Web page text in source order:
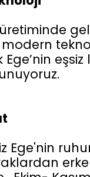
eşsiz
Ege'nin